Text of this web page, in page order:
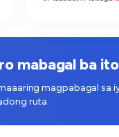
mabagal ba
magpabagal sa
ruta.